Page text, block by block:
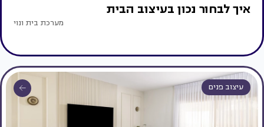
איך לבחור נכון בעיצוב הבית
מערכת בית ונוי
עיצוב פנים